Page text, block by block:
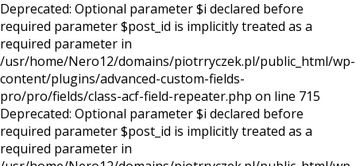
Deprecated: Optional parameter $i declared before
required parameter $post_id is implicitly treated as a
required parameter in
/usr/home/Nero12/domains/piotrryczek.pl/public_html/wp-
content/plugins/advanced-custom-fields-
pro/pro/fields/class-acf-field-repeater.php on line 715
Deprecated: Optional parameter $i declared before
required parameter $post_id is implicitly treated as a
required parameter in